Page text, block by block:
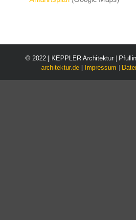
© 2022 | KEPPLER Architektur |
architektur.de | Impressum |